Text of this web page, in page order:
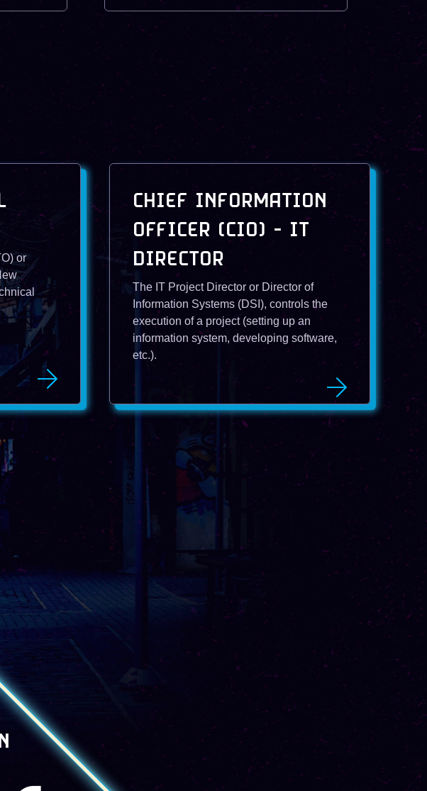
or
CHIEF INFORMATION
OFFICER (CIO) - IT
DIRECTOR
The IT Project Director or Director of
Information Systems (DSI), controls the
execution of a project (setting up an
information system, developing software,
etc.).